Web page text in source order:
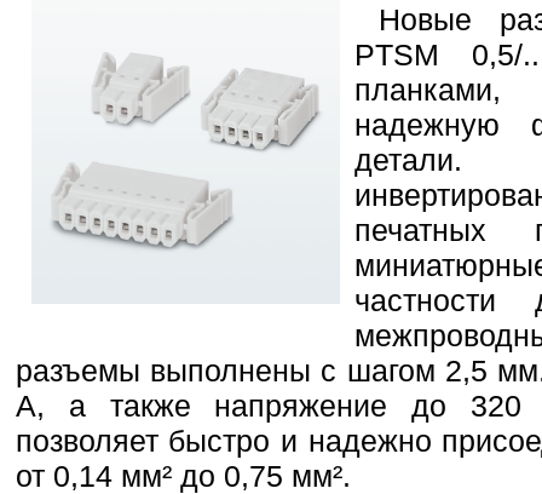
Новые
PTSM
надежную
печатных
частности
разъемы выполнены с шагом 2,5
A, а также напряжение до
позволяет быстро и надежно
от 0,14 мм² до 0,75 мм².